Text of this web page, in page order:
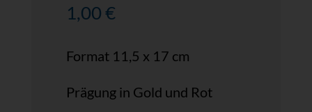
1,00€
Format 11,5 x 17 cm
Prägung in Gold und Rot